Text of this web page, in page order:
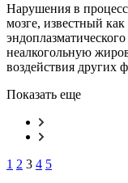
Нарушения в
мозге, известный как
неалкогольную
воздействия других
Показать еще
1 2 3 4 5